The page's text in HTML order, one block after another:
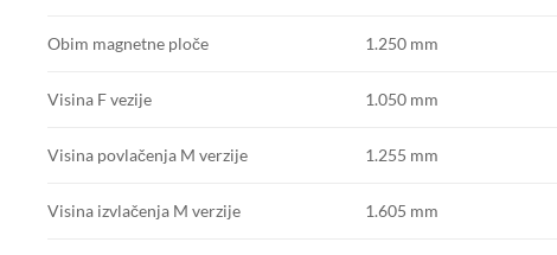
Obim magnetne ploče 1.250 mm
Visina F vezije 1.050 mm
Visina povlačenja M verzije 1.255 mm
Visina izvlačenja M verzije 1.605 mm